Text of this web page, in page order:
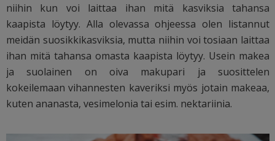
niihin kun voi laittaa ihan mitä kasviksia tahansa
kaapista löytyy. Alla olevassa ohjeessa olen listannut
meidän suosikkikasviksia, mutta niihin voi tosiaan laittaa
ihan mitä tahansa omasta kaapista löytyy. Usein makea
ja suolainen on oiva makupari ja suosittelen
kokeilemaan vihannesten kaveriksi myös jotain makeaa,
kuten ananasta, vesimelonia tai esim. nektariinia.